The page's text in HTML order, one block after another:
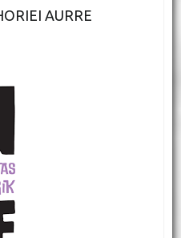
AURRE